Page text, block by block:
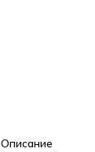
Описание